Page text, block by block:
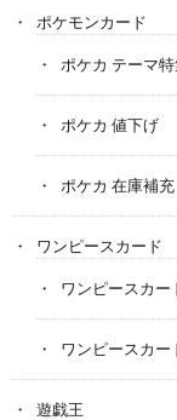
ポケモンカード
ポケカ テーマ
ポケカ 値下げ
ポケカ 在庫補充
ワンピースカード
ワンピースカー
ワンピースカー
遊戯王